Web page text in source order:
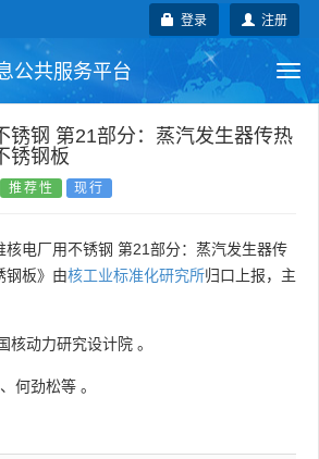
注册
登录
公共服务平台
行业标准 地方标准
企业标准
技术委员会
锈钢 第21部分：蒸汽发生器传热
锈钢板
推荐性 现行
核电厂用不锈钢 第21部分：蒸汽发生器传
钢板》由核工业标准化研究所归口上报，主
核动力研究设计院 。
、 何劲松等 。